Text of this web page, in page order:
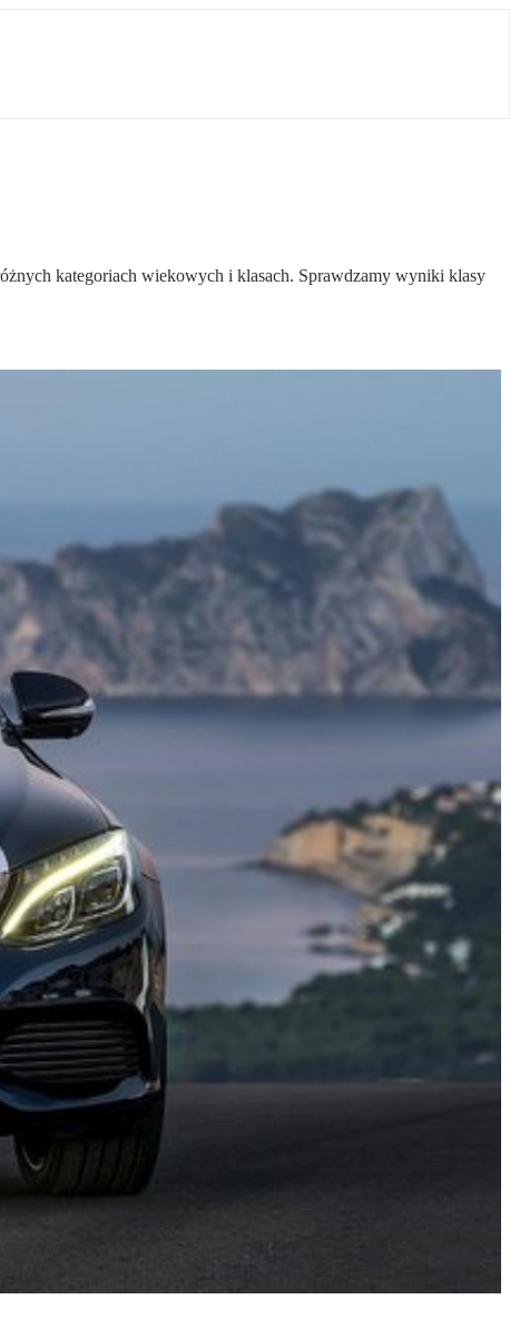
kategoriach wiekowych i klasach. Sprawdzamy wyniki klasy